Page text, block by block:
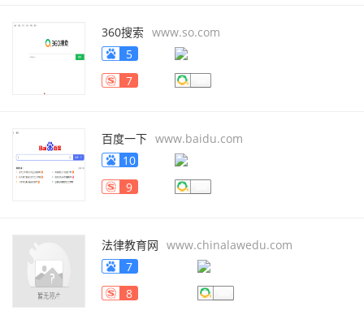
360搜索 www.so.com
5
7
百度一下 www.baidu.com
10
9
法律教育网 www.chinalawedu.com
7
8